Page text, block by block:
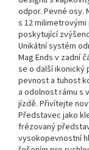
odpor. Pevné osy.
s 12 milimetrovými
poskytující
Unikátní systém
Mag Ends v zadní
se o další ikonický
pevnost a tuhost
a odolnost rámu s
jízdě. Přivítejte
Představec jako
frézovaný
vysokopevnostní